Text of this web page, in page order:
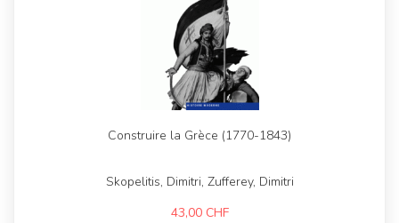
Construire la Grèce (1770-1843)
Skopelitis, Dimitri, Zufferey, Dimitri
43,00 CHF